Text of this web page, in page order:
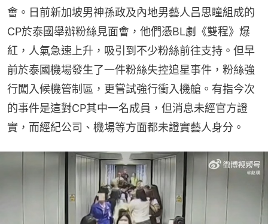
會。日前新加坡男神孫政及內地男藝人吕思瞳組成的
CP於泰國舉辦粉絲見面會，他們憑BL劇《雙程》爆
紅，人氣急速上升，吸引到不少粉絲前往支持。但早
前於泰國機場發生了一件粉絲失控追星事件，粉絲強
行闖入候機管制區，更嘗試強行衝入機艙。有指今次
的事件是這對CP其中一名成員，但消息未經官方證
實，而經紀公司、機場等方面都未證實藝人身分。